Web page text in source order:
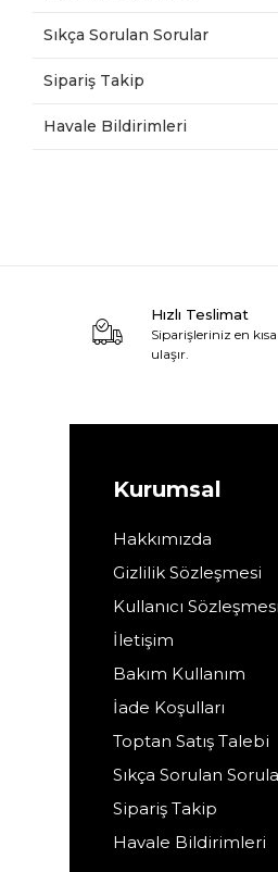
Sıkça Sorulan Sorular
Sipariş Takip
Havale Bildirimleri
Hızlı Teslimat
Siparişleriniz en
ulaşır.
Kurumsal
Hakkımızda
Gizlilik Sözleşmesi
Kullanıcı Sözleşmesi
İletişim
Bakım Kullanım
İade Koşulları
Toptan Satış Talebi
Sıkça Sorulan
Sipariş Takip
Havale Bildirimleri